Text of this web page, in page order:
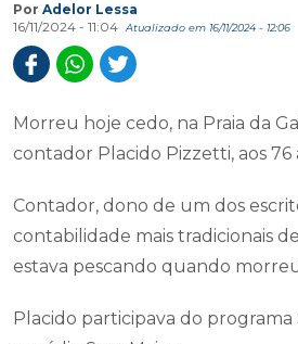
Por Adelor Lessa
16/11/2024 - 11:04
Atualizado em 16/11/2024 - 12:06
Morreu hoje cedo, na Praia da
contador Placido Pizzetti, aos 76
Contador, dono de um dos
contabilidade mais tradicionais
estava pescando quando
Placido participava do programa